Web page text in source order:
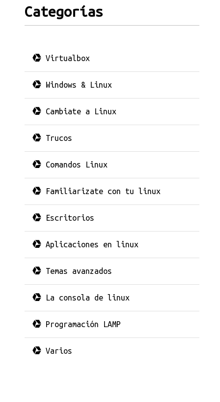
Categorías
Virtualbox
Windows & Linux
Cambiate a Linux
Trucos
Comandos Linux
Familiarizate con tu linux
Escritorios
Aplicaciones en linux
Temas avanzados
La consola de linux
Programación LAMP
Varios